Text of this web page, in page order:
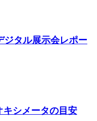
ジタル展示会レポー
キシメータの目安